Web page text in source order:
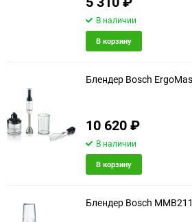
В наличии
В корзину
Блендер Bosch
10 620₽
В наличии
В корзину
Блендер Bosch